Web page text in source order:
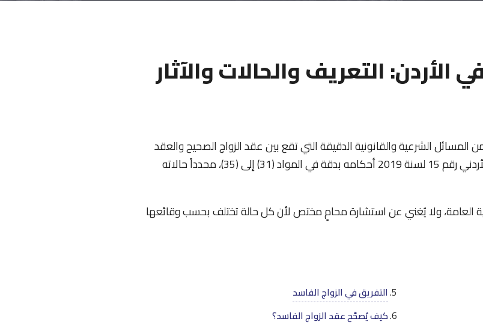
الأردن: التعريف والحالات والآثار
المسائل الشرعية والقانونية الدقيقة التي تقع بين عقد الزواج الصحيح والعقد
الباطل. وقد نظّم قانون الأحوال الشخصية الأردني رقم 15 لسنة 2019 أحكامه بدقة في المواد (31) إلى (35)، محدداً حالاته
العامة، ولا يُغني عن استشارة محامٍ مختص لأن كل حالة تختلف بحسب وقائعها
التفريق في الزواج الفاسد
كيف يُصحَّح عقد الزواج الفاسد؟